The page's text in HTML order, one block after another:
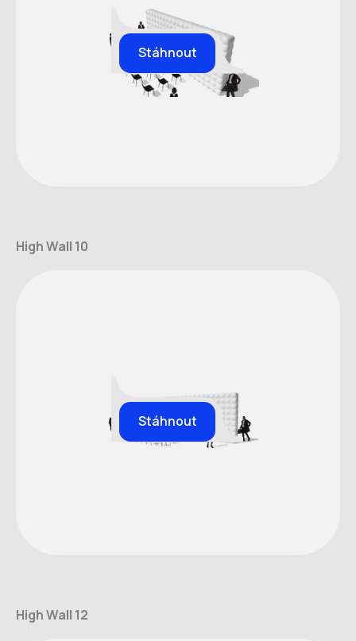
Stáhnout
High Wall 10
Stáhnout
High Wall 12